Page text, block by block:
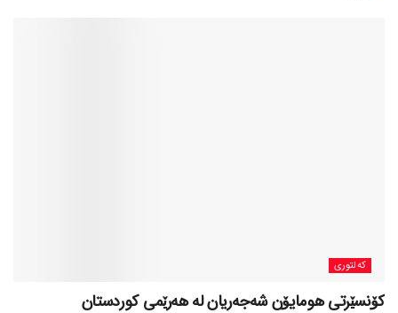
کەلتوری
کۆنسێرتی هومایۆن شەجەریان لە هەرێمی کوردستان